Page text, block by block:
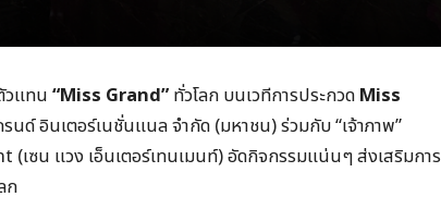
วแทน “Miss Grand” ทั่วโลก บนเวทีการประกวด Miss
ด์ อินเตอร์เนชั่นแนล จำกัด (มหาชน) ร่วมกับ “เจ้าภาพ”
เซน แวง เอ็นเตอร์เทนเมนท์) อัดกิจกรรมแน่นๆ ส่งเสริมการ
ก